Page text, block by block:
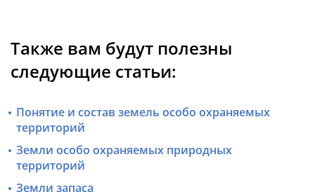
Также вам будут полезны
следующие статьи:
Понятие и состав земель особо охраняемых
территорий
Земли особо охраняемых природных
территорий
Земли запаса